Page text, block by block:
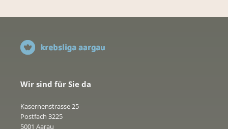
Wir sind für Sie da
Kasernenstrasse 25
Postfach 3225
5001 Aarau